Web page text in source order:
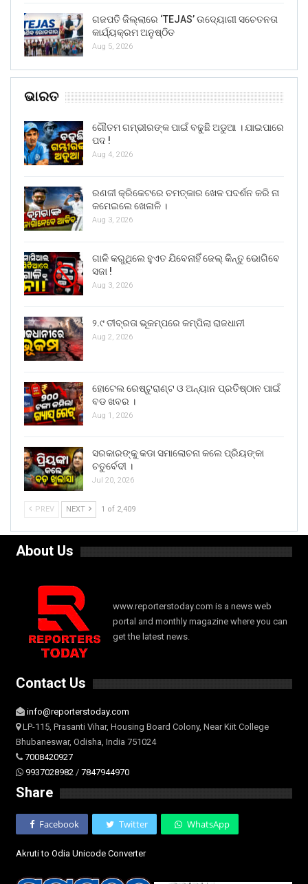
ଗଜପତି ଜିଲ୍ଲାରେ ‘TEJAS’ ଉଦ୍ୟୋଗୀ ସଚେତନତା
କାର୍ଯ୍ୟକ୍ରମ ଅନୁଷ୍ଠିତ
Aug 5, 2026
ଭାରତ
ଗୌତମ ଗମ୍ଭୀରଙ୍କ ପାଇଁ ବଢୁଛି ଅଡୁଆ । ଯାଇପାରେ
ପଦ !
Aug 4, 2026
ରଣଜୀ କ୍ରିକେଟରେ ଚମତ୍କାର ଖେଳ ପଦର୍ଶନ କରି ନା
କମେଇଲେ ଖେଳାଳି ।
Aug 3, 2026
ଗାଳି କରୁଥିଲେ ହୁଏତ ଯିବେନାହିଁ ଜେଲ୍ କିନ୍ତୁ ଭୋଗିବେ
ସଜା !
Aug 3, 2026
୨.୯ ତୀବ୍ରତା ଭୂକମ୍ପରେ କମ୍ପିଲା ରାଜଧାନୀ
Aug 2, 2026
ହୋଟେଲ ରେଷ୍ଟୁରାଣ୍ଟ ଓ ଅନ୍ୟାନ ପ୍ରତିଷ୍ଠାନ ପାଇଁ
ବଡ ଖବର ।
Aug 1, 2026
ସରକାରଙ୍କୁ କଡା ସମାଲୋଚନା କଲେ ପ୍ରିୟଙ୍କା
ଚତୁର୍ବେଦୀ ।
Jul 20, 2026
PREV NEXT 1 of 2,409
About Us
www.reporterstoday.com is a news web
portal and monthly magazine where you can
get the latest news.
Contact Us
info@reporterstoday.com
LP-115, Prasanti Vihar, Housing Board Colony, Near Kiit College
Bhubaneswar, Odisha, India 751024
7008420927
9937028982 / 7847944970
Share
Facebook Twitter WhatsApp
Akruti to Odia Unicode Converter